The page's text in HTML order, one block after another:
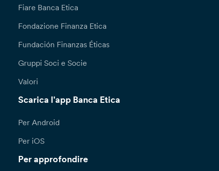
Fiare Banca Etica
Fondazione Finanza Etica
Fundación Finanzas Éticas
Gruppi Soci e Socie
Valori
Scarica l'app Banca Etica
Per Android
Per iOS
Per approfondire